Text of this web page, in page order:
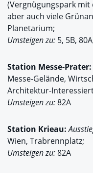
(Vergnügungspark
aber auch viele
Planetarium;
Umsteigen zu: 5, 5B,
Station Messe-Prater:
Messe-Gelände,
Architektur-
Umsteigen zu:82A
Station Krieau:
Wien, Trabrennplatz;
Umsteigen zu:82A